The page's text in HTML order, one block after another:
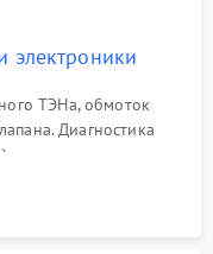
электроники
ТЭНа, обмоток
Диагностика
датчика мутности,
управления.